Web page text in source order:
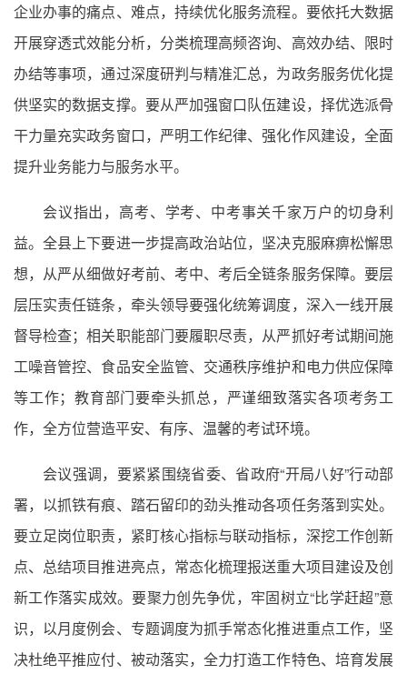
企业办事的痛点、难点，持续优化服务流程。要依托大数据
开展穿透式效能分析，分类梳理高频咨询、高效办结、限时
办结等事项，通过深度研判与精准汇总，为政务服务优化提
供坚实的数据支撑。要从严加强窗口队伍建设，择优选派骨
干力量充实政务窗口，严明工作纪律、强化作风建设，全面
提升业务能力与服务水平。
会议指出，高考、学考、中考事关千家万户的切身利
益。全县上下要进一步提高政治站位，坚决克服麻痹松懈思
想，从严从细做好考前、考中、考后全链条服务保障。要层
层压实责任链条，牵头领导要强化统筹调度，深入一线开展
督导检查；相关职能部门要履职尽责，从严抓好考试期间施
工噪音管控、食品安全监管、交通秩序维护和电力供应保障
等工作；教育部门要牵头抓总，严谨细致落实各项考务工
作，全方位营造平安、有序、温馨的考试环境。
会议强调，要紧紧围绕省委、省政府“开局八好”行动部
署，以抓铁有痕、踏石留印的劲头推动各项任务落到实处。
要立足岗位职责，紧盯核心指标与联动指标，深挖工作创新
点、总结项目推进亮点，常态化梳理报送重大项目建设及创
新工作落实成效。要聚力创先争优，牢固树立“比学赶超”意
识，以月度例会、专题调度为抓手常态化推进重点工作，坚
决杜绝平推应付、被动落实，全力打造工作特色、培育发展